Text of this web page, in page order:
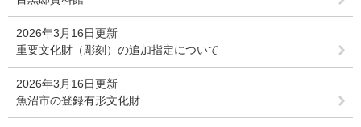
2026年3月16日更新
重要文化財（彫刻）の追加指定について
2026年3月16日更新
魚沼市の登録有形文化財